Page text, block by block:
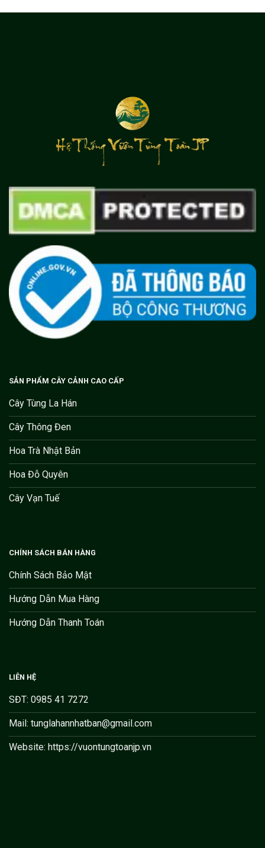
SẢN PHẨM CÂY CẢNH CAO CẤP
Cây Tùng La Hán
Cây Thông Đen
Hoa Trà Nhật Bản
Hoa Đỗ Quyên
Cây Vạn Tuế
CHÍNH SÁCH BÁN HÀNG
Chính Sách Bảo Mật
Hướng Dẫn Mua Hàng
Hướng Dẫn Thanh Toán
LIÊN HỆ
SĐT: 0985 41 7272
Mail: tunglahannhatban@gmail.com
Website: https://vuontungtoanjp.vn